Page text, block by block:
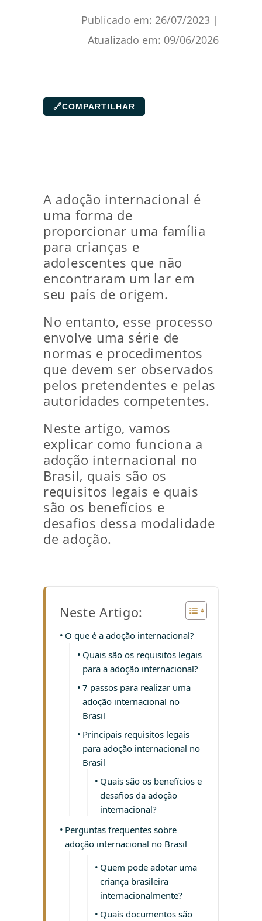
Publicado em: 26/07/2023 |
Atualizado em: 09/06/2026
🔗COMPARTILHAR
A adoção internacional é
uma forma de
proporcionar uma família
para crianças e
adolescentes que não
encontraram um lar em
seu país de origem.
No entanto, esse processo
envolve uma série de
normas e procedimentos
que devem ser observados
pelos pretendentes e pelas
autoridades competentes.
Neste artigo, vamos
explicar como funciona a
adoção internacional no
Brasil, quais são os
requisitos legais e quais
são os benefícios e
desafios dessa modalidade
de adoção.
Neste Artigo:
O que é a adoção internacional?
Quais são os requisitos legais
para a adoção internacional?
7 passos para realizar uma
adoção internacional no
Brasil
Principais requisitos legais
para adoção internacional no
Brasil
Quais são os benefícios e
desafios da adoção
internacional?
Perguntas frequentes sobre
adoção internacional no Brasil
Quem pode adotar uma
criança brasileira
internacionalmente?
Quais documentos são